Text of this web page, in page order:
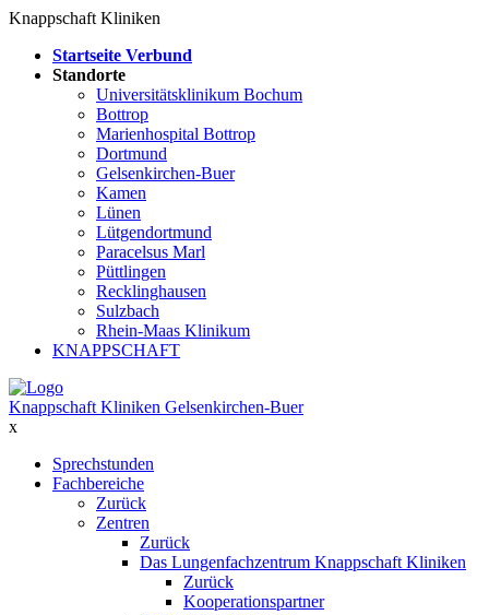
Knappschaft Kliniken
Startseite Verbund
Standorte
Universitätsklinikum Bochum
Bottrop
Marienhospital Bottrop
Dortmund
Gelsenkirchen-Buer
Kamen
Lünen
Lütgendortmund
Paracelsus Marl
Püttlingen
Recklinghausen
Sulzbach
Rhein-Maas Klinikum
KNAPPSCHAFT
Knappschaft Kliniken Gelsenkirchen-Buer
x
Sprechstunden
Fachbereiche
Zurück
Zentren
Zurück
Das Lungenfachzentrum Knappschaft Kliniken
Zurück
Kooperationspartner